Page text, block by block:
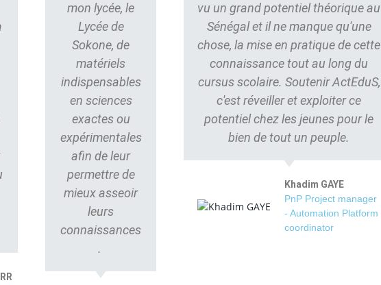
mon lycée, le
Lycée de
Sokone, de
matériels
indispensables
en sciences
exactes ou
expérimentales
afin de leur
permettre de
mieux asseoir
leurs
connaissances
.
vu un grand potentiel théorique au
Sénégal et il ne manque qu'une
chose, la mise en pratique de cette
connaissance tout au long du
cursus scolaire. Soutenir ActEduS,
c'est réveiller et exploiter ce
potentiel chez les jeunes pour le
bien de tout un peuple.
Khadim GAYE
PnP Project manager
- Automation Platform
coordinator